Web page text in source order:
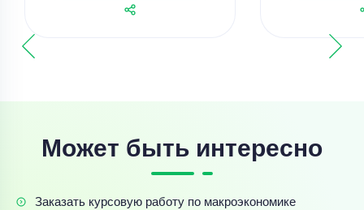
Может быть интересно
Заказать курсовую работу по макроэкономике